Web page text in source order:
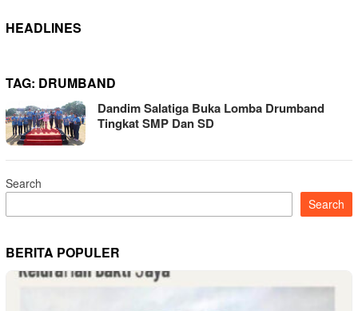
HEADLINES
TAG: DRUMBAND
Dandim Salatiga Buka Lomba Drumband
Tingkat SMP Dan SD
Search
Search
BERITA POPULER